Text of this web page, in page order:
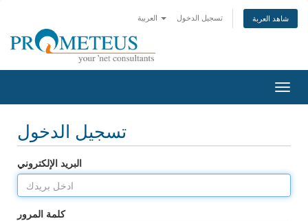
تسجيل الدخول شاهد العربة
تسجيل الدخول
البريد الإلكتروني
كلمة المرور